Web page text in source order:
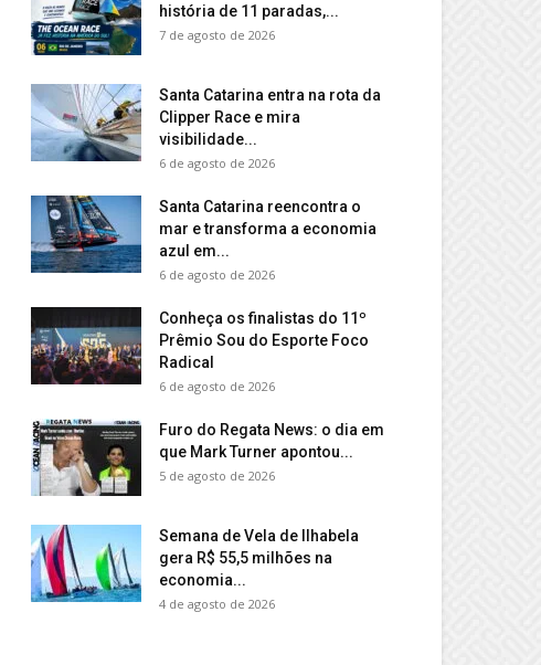
história de 11 paradas,...
7 de agosto de 2026
Santa Catarina entra na rota da
Clipper Race e mira
visibilidade...
6 de agosto de 2026
Santa Catarina reencontra o
mar e transforma a economia
azul em...
6 de agosto de 2026
Conheça os finalistas do 11º
Prêmio Sou do Esporte Foco
Radical
6 de agosto de 2026
Furo do Regata News: o dia em
que Mark Turner apontou...
5 de agosto de 2026
Semana de Vela de Ilhabela
gera R$ 55,5 milhões na
economia...
4 de agosto de 2026